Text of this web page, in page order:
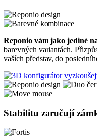
Reponio vám jako jediné
barevných variantách.
vaších představ, do
Stabilitu zaručují